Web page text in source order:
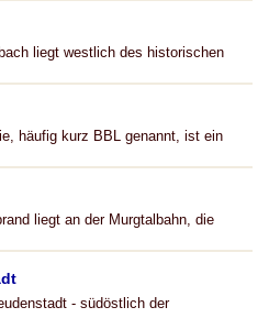
liegt westlich des historischen
häufig kurz BBL genannt, ist ein
liegt an der Murgtalbahn, die
- südöstlich der